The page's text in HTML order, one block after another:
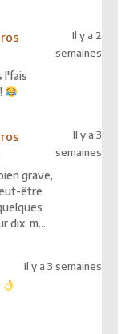
l'fais
Il y a 2
semaines
grave,
être
dix, m...
Il y a 3
semaines
Il y a 3 semaines